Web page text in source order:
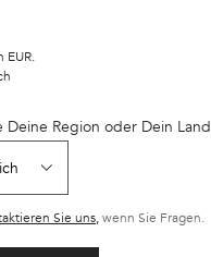
EUR.
Region oder Dein Land
Sie uns,wenn Sie Fragen.